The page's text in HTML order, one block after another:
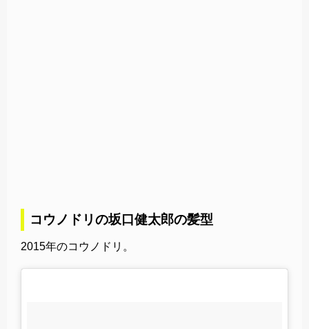
コウノドリの坂口健太郎の髪型
2015年のコウノドリ。